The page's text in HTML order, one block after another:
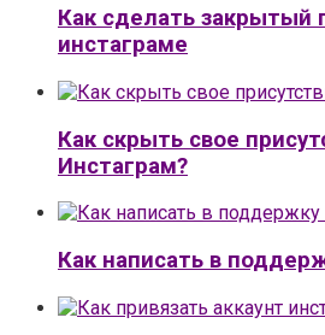
Как сделать закрытый
инстаграме
Как скрыть свое
Инстаграм?
Как написать в